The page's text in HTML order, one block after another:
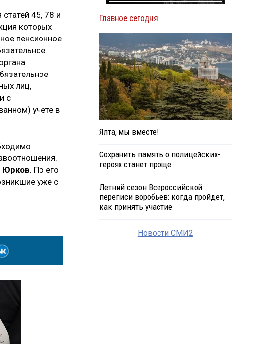
45, 78 и
которых
пенсионное
лиц,
с
учете в
Юрков. По его
уже с
Главное сегодня
Ялта, мы вместе!
Сохранить память о полицейских-
героях станет проще
Летний сезон Всероссийской
переписи воробьев: когда пройдет,
как принять участие
Новости СМИ2